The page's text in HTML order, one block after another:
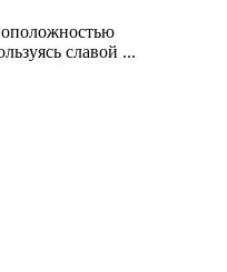
славой ...